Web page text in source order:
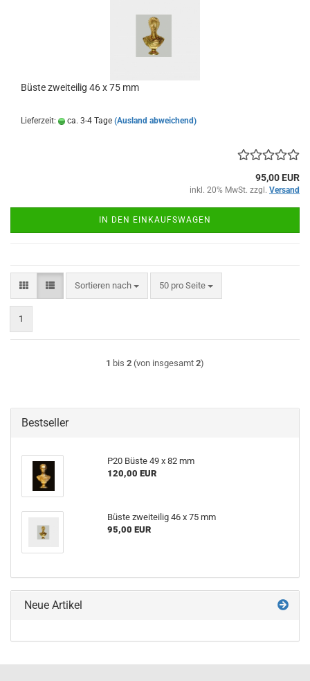
Büste zweiteilig 46 x 75 mm
Lieferzeit: ca. 3-4 Tage (Ausland abweichend)
95,00 EUR
inkl. 20% MwSt. zzgl. Versand
IN DEN EINKAUFSWAGEN
Sortieren nach
Sortieren nach 50 pro Seite
pro Seite
1
1 bis 2 (von insgesamt 2)
Bestseller
P20 Büste 49 x 82 mm
120,00 EUR
Büste zweiteilig 46 x 75 mm
95,00 EUR
Neue Artikel